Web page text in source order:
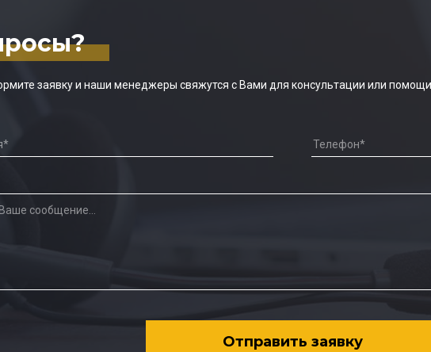
заявку и наши менеджеры свяжутся с Вами для консультации или
Отправить заявку